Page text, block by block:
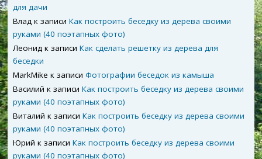
для дачи
Владк записи Как построить беседку из дерева своими
руками (40 поэтапных фото)
Леонидк записи Как сделать решетку из дерева для
беседки
MarkMike к записи Фотографии беседок из камыша
Василий к записи Как построить беседку из дерева своими
руками (40 поэтапных фото)
Виталий к записи Как построить беседку из дерева своими
руками (40 поэтапных фото)
Юрий к записи Как построить беседку из дерева своими
руками (40 поэтапных фото)